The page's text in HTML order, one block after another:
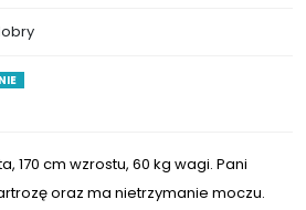
NIE
170 cm wzrostu, 60 kg wagi. Pani
oraz ma nietrzymanie moczu.